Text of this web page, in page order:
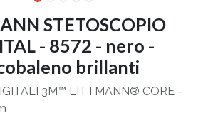
STETOSCOPIO
- 8572 - nero -
brillanti
3M™ LITTMANN® CORE -